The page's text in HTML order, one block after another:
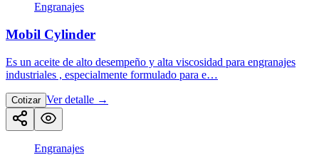
Engranajes
Mobil Cylinder
Es un aceite de alto desempeño y alta viscosidad para engranajes
industriales , especialmente formulado para e…
Cotizar Ver detalle →
Engranajes